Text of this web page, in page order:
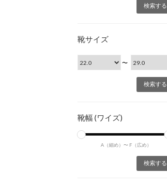
靴サイズ
〜
靴幅 (ワイズ)
A（細め）〜 F（広め）